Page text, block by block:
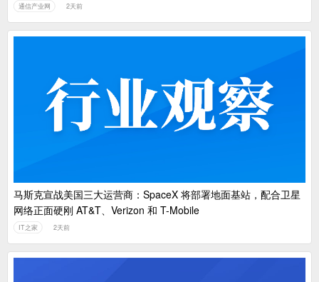
通信产业网 2天前
马斯克宣战美国三大运营商：SpaceX 将部署地面基站，配合卫星
网络正面硬刚 AT&T、Verizon 和 T-Mobile
IT之家 2天前